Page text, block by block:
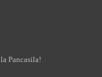
Pancasila!